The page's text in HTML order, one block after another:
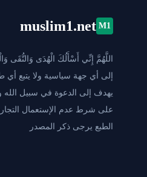
M1
muslim1.net
اللَّهُمَّ إِنِّي أَسْأَلُكَ الْهُدَى وَالتُّقَى
إلى أي جهة سياسية ولا يتبع أي
يهدف إلى الدعوة في سبيل الله
على شرط عدم الإستعمال
الطبع يرجى ذكر المصدر